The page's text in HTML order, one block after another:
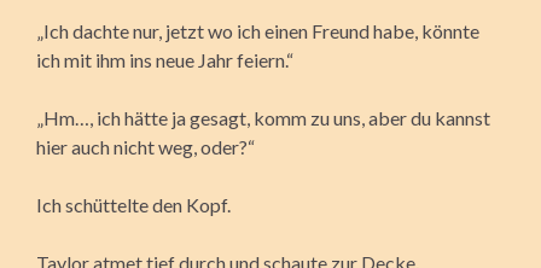
„Ich dachte nur, jetzt wo ich einen Freund habe, könnte
ich mit ihm ins neue Jahr feiern.“
„Hm…, ich hätte ja gesagt, komm zu uns, aber du kannst
hier auch nicht weg, oder?“
Ich schüttelte den Kopf.
Taylor atmet tief durch und schaute zur Decke.